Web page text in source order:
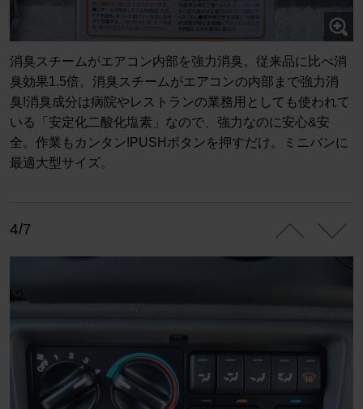
消臭スチームがエアコン内部を強力消臭。従来品に比べ消
臭効果1.5倍。消臭スチームがエアコンの内部まで強力消
臭!消臭成分は病院やレストランの業務用としても使われて
いる「安定化二酸化塩素」なので、強力なのに安心&安
全。作業もカンタン!PUSHボタンを押すだけ。ミニバンに
最適大型サイズ。
4/7